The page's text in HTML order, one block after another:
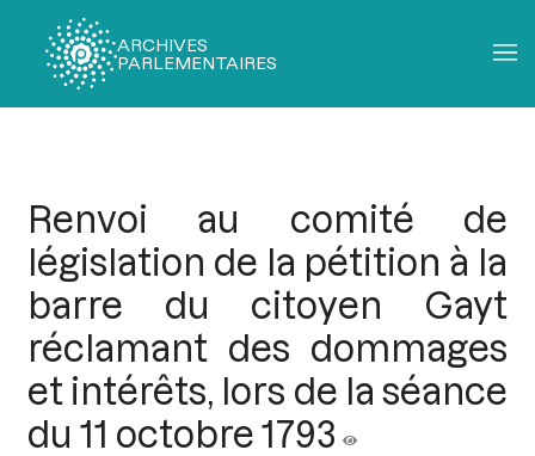
ARCHIVES
PARLEMENTAIRES
Renvoi au comité de
législation de la pétition à la
barre du citoyen Gayt
réclamant des dommages
et intérêts, lors de la séance
du 11 octobre 1793